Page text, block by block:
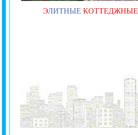
ЭЛИТНЫЕ КОТТЕДЖНЫЕ